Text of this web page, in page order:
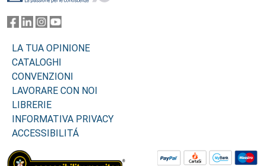
LA TUA OPINIONE
CATALOGHI
CONVENZIONI
LAVORARE CON NOI
LIBRERIE
INFORMATIVA PRIVACY
ACCESSIBILITÁ